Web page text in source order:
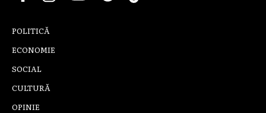
POLITICĂ
ECONOMIE
SOCIAL
CULTURĂ
OPINIE